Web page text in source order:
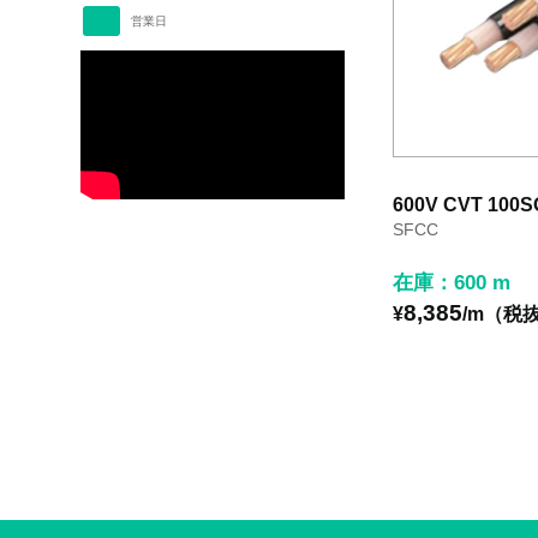
600V CVT
SFCC
在庫：600 m
¥8,385/m（税
営業日